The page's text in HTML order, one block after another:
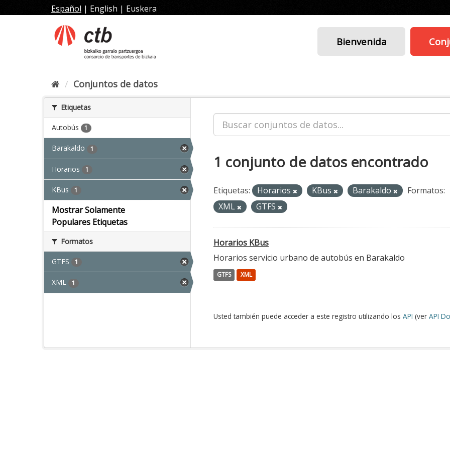
al
Español | English | Euskera
Bienvenida
Conjuntos de datos
Etiquetas
Autobús 1
Barakaldo 1
Horarios 1
KBus 1
Mostrar Solamente
Populares Etiquetas
Formatos
GTFS 1
XML 1
1 conjunto de datos encontrado
Etiquetas: Horarios KBus Barakaldo
Formatos:
XML
GTFS
Horarios KBus
Horarios servicio urbano de autobús en Barakaldo
GTFS XML
Usted también puede acceder a este registro utilizando los API (ver API